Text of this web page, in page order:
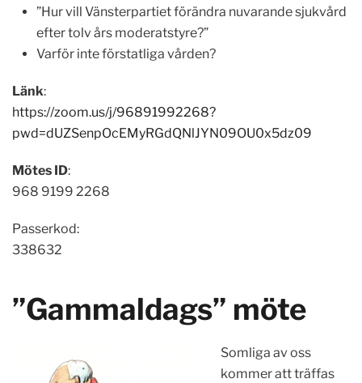
”Hur vill Vänsterpartiet förändra nuvarande sjukvård
efter tolv års moderatstyre?”
Varför inte förstatliga vården?
Länk:
https://zoom.us/j/96891992268?
pwd=dUZSenpOcEMyRGdQNlJYN09OU0x5dz09
Mötes ID:
968 9199 2268
Passerkod:
338632
”Gammaldags” möte
Somliga av oss
kommer att träffas